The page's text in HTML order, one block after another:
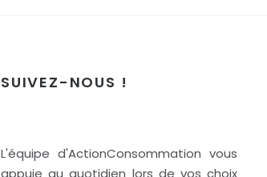
SUIVEZ-NOUS !
L'équipe d'ActionConsommation vous